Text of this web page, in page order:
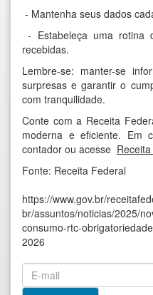
- Mantenha seus dados
- Estabeleça uma rotina
recebidas.
Lembre-se: manter-se
surpresas e garantir o
com tranquilidade.
Conte com a Receita
moderna e eficiente. Em
contador ou acesse
Fonte: Receita Federal
https://www.gov.br/
br/assuntos/noticias/2025/
consumo-rtc-
2026